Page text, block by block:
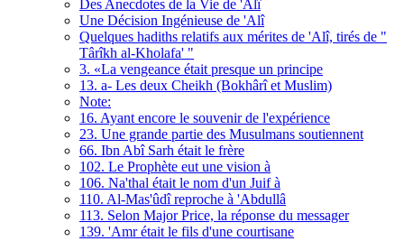
Des Anecdotes de la Vie de 'Alî
Une Décision Ingénieuse de 'Alî
Quelques hadiths relatifs aux mérites de 'Alî, tirés de "
Târîkh al-Kholafa' "
3. «La vengeance était presque un principe
13. a- Les deux Cheikh (Bokhârî et Muslim)
Note:
16. Ayant encore le souvenir de l'expérience
23. Une grande partie des Musulmans soutiennent
66. Ibn Abî Sarh était le frère
102. Le Prophète eut une vision à
106. Na'thal était le nom d'un Juif à
110. Al-Mas'ûdî reproche à 'Abdullâ
113. Selon Major Price, la réponse du messager
139. 'Amr était le fils d'une courtisane